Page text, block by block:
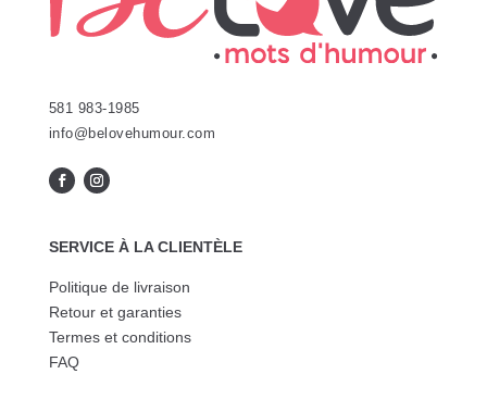
581 983-1985
info@belovehumour.com
SERVICE À LA CLIENTÈLE
Politique de livraison
Retour et garanties
Termes et conditions
FAQ